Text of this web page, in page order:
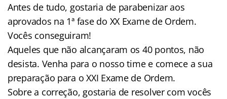
Antes de tudo, gostaria de parabenizar aos
aprovados na 1ª fase do XX Exame de Ordem.
Vocês conseguiram!
Aqueles que não alcançaram os 40 pontos, não
desista. Venha para o nosso time e comece a sua
preparação para o XXI Exame de Ordem.
Sobre a correção, gostaria de resolver com vocês